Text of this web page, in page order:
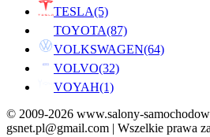
TESLA(5)
TOYOTA(87)
VOLKSWAGEN(64)
VOLVO(32)
VOYAH(1)
© 2009-2026 www.salony-
gsnet.pl@gmail.com | Wszelkie prawa